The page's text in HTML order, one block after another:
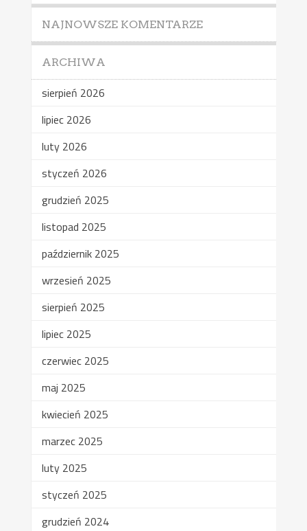
NAJNOWSZE KOMENTARZE
ARCHIWA
sierpień 2026
lipiec 2026
luty 2026
styczeń 2026
grudzień 2025
listopad 2025
październik 2025
wrzesień 2025
sierpień 2025
lipiec 2025
czerwiec 2025
maj 2025
kwiecień 2025
marzec 2025
luty 2025
styczeń 2025
grudzień 2024